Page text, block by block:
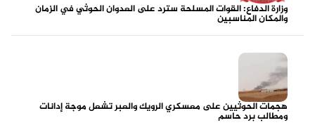
وزارة الدفاع: القوات المسلحة سترد على العدوان الحوثي في الزمان
والمكان المناسبين
هجمات الحوثيين على معسكري الرويك والعبر تشعل موجة إدانات
ومطالب برد حاسم